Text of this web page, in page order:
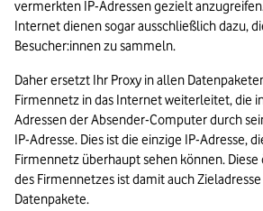
vermerkten IP-Adressen gezielt
Internet dienen sogar ausschließlich dazu,
Besucher:innen zu sammeln.
Daher ersetzt Ihr Proxy in allen
Firmennetz in das Internet weiterleitet, die
Adressen der Absender-Computer durch
IP-Adresse. Dies ist die einzige IP-Adresse,
Firmennetz überhaupt sehen können.
des Firmennetzes ist damit auch
Datenpakete.